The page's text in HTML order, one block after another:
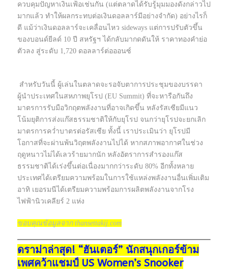
ควบคุมปัญหาเงินเฟ้อเช่นกัน (แต่ตลาดได้รับรู้มุมมองดังกล่าวไป
มากแล้ว ทำให้ผลกระทบต่อเงินดอลลาร์มีอย่างจำกัด) อย่างไรก็
ดี แม้ว่าเงินดอลลาร์จะเคลื่อนไหว sideways แต่การปรับตัวขึ้น
ของบอนด์ยีลด์ 10 ปี สหรัฐฯ ได้กลับมากดดันให้ ราคาทองคำย่อ
ตัวลง สู่ระดับ 1,720 ดอลลาร์ต่อออนซ์
สำหรับวันนี้ ผู้เล่นในตลาดจะรอจับตาการประชุมของบรรดา
ผู้นำประเทศในสหภาพยุโรป (EU Summit) ที่จะหารือกันถึง
มาตรการรับมือวิกฤตพลังงานที่อาจเกิดขึ้น หลังรัสเซียมีแนว
โน้มยุติการส่งแก๊สธรรมชาติให้กับยุโรป จนกว่ายุโรปจะยกเลิก
มาตรการคว่ำบาตรต่อรัสเซีย ทั้งนี้ เราประเมินว่า ยุโรปมี
โอกาสที่จะผ่านพ้นวิฤตพลังงานไปได้ หากสภาพอากาศในช่วง
ฤดูหนาวไม่ได้เลวร้ายมากนัก หลังอัตราการสำรองแก๊ส
ธรรมชาติได้เร่งขึ้นต่อเนื่องมากกว่าระดับ 80% อีกทั้งหลาย
ประเทศได้เตรียมความพร้อมในการใช้แหล่งพลังงานอื่นเพิ่มเติม
อาทิ เยอรมนีได้เตรียมความพร้อมการผลิตพลังงานจากโรง
ไฟฟ้านิวเคลียร์ 2 แห่ง
ขอบคุณข้อมูลจาก thansettakij.com
ดราม่าล่าสุด! “ฮันเตอร์” นักสนุกเกอร์ข้าม
เพศคว้าแชมป์ US Women’s Snooker